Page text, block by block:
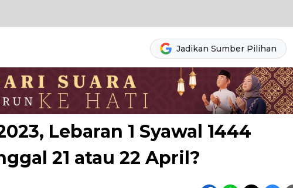
Jadikan Sumber Pilihan
Lebaran 1 Syawal 1444
21 atau 22 April?